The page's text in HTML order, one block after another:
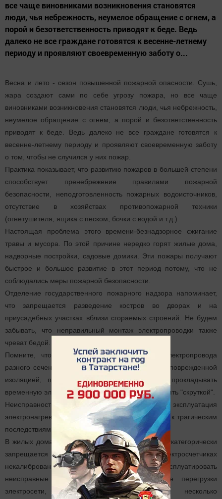
все чаще виновниками возникновения становятся
люди, чья небрежность, неумелое обращение с огнем, а
порой и безответственность приводят к беде. Ведь
далеко не все граждане готовятся к весенне-летнему
периоду и проявляют своевременную заботу о...
Весна и лето - сезон повышенной пожарной опасности. Сушь,
жара создают сами по себе угрозу пожара, но все чаще
виновниками возникновения становятся люди, чья небрежность,
неумелое обращение с огнем, а порой и безответственность
приводят к беде. Ведь далеко не все граждане готовятся к
весенне-летнему периоду и проявляют своевременную заботу
о том, чтобы не случился у них пожар.
Практика показывает, что развитию пожаров в большей степени
способствует пренебрежение правилами пожарной
безопасности, неподготовленность пожарных водоисточников,
отсутствие в хозяйствах противопожарной техники
(огнетушителя, ящика с песком, бочки с водой и т.д.)
Настоящая проблема этого времени-безнадзорное сжигание
травы и мусора. По этой причине нередко горят жилые дома,
надворные постройки, садовые домики. Эти пожары получают
быстрое и большое развитие в этот период потому, что не
соблюдались меры пожарной безопасности.
Отделение государственного пожарного надзора напоминает,
что запрещается разведение костров во дворах и на
приусадебных участках вблизи сгораемых строений. Не будем
забывать, что неправильный монтаж электропроводки также
чреват бедой.
Помните, что не допускается примененять электропровода
разного сечения, из разнородного материала, с поврежденной
изоляцией, производить крепление гвоздями, прокладывать
временную электропроводку, соединение выполнять "скруткой".
Неисправность или неправильная эксплуатация
электронагревательных приборов могут привести к трагическим
последствиям.
В жилых домах, квартирах и в садовых домиках категорически
запрещается использовать в электросчетчиках
некалиброванные предохранители ("жучки") и эксплуатировать
неисправные электроприборы. Не допускайте перегрузки
электросети, включая одновременно несколько